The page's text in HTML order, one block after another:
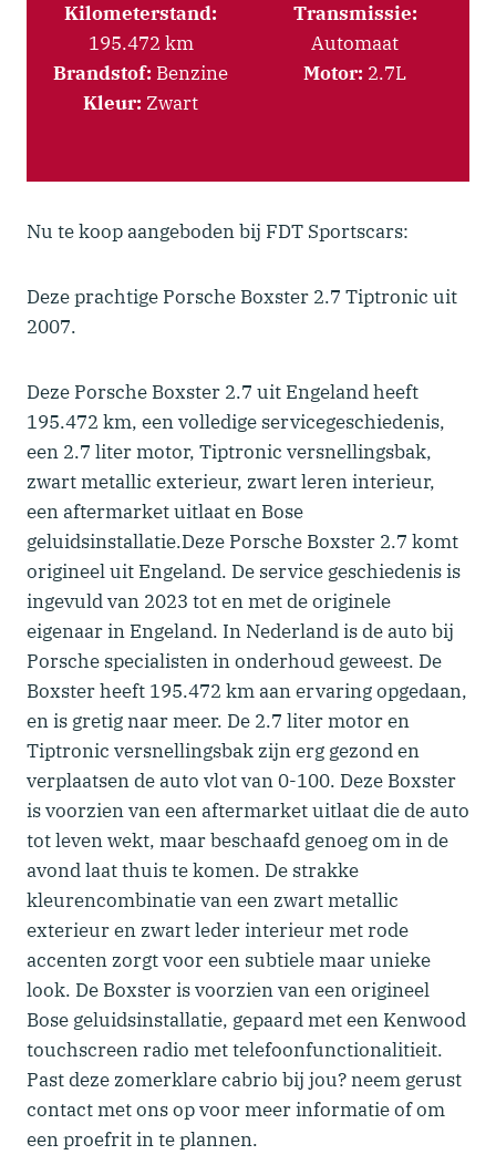
Kilometerstand:
195.472 km
Brandstof: Benzine
Kleur: Zwart
Transmissie:
Automaat
Motor: 2.7L
Nu te koop aangeboden bij FDT Sportscars:
Deze prachtige Porsche Boxster 2.7 Tiptronic uit
2007.
Deze Porsche Boxster 2.7 uit Engeland heeft
195.472 km, een volledige servicegeschiedenis,
een 2.7 liter motor, Tiptronic versnellingsbak,
zwart metallic exterieur, zwart leren interieur,
een aftermarket uitlaat en Bose
geluidsinstallatie.Deze Porsche Boxster 2.7 komt
origineel uit Engeland. De service geschiedenis is
ingevuld van 2023 tot en met de originele
eigenaar in Engeland. In Nederland is de auto bij
Porsche specialisten in onderhoud geweest. De
Boxster heeft 195.472 km aan ervaring opgedaan,
en is gretig naar meer. De 2.7 liter motor en
Tiptronic versnellingsbak zijn erg gezond en
verplaatsen de auto vlot van 0-100. Deze Boxster
is voorzien van een aftermarket uitlaat die de auto
tot leven wekt, maar beschaafd genoeg om in de
avond laat thuis te komen. De strakke
kleurencombinatie van een zwart metallic
exterieur en zwart leder interieur met rode
accenten zorgt voor een subtiele maar unieke
look. De Boxster is voorzien van een origineel
Bose geluidsinstallatie, gepaard met een Kenwood
touchscreen radio met telefoonfunctionalitieit.
Past deze zomerklare cabrio bij jou? neem gerust
contact met ons op voor meer informatie of om
een proefrit in te plannen.